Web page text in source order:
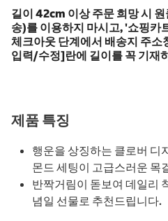
길이 42cm 이상 주문 희망 시
송)를 이용하지 마시고, '쇼핑카
체크아웃 단계에서 배송지 주
입력/수정]란에 길이를 꼭 기재
제품 특징
행운을 상징하는 클로버 디
몬드 세팅이 고급스러운 목
반짝거림이 돋보여 데일리
념일 선물로 추천드립니다.